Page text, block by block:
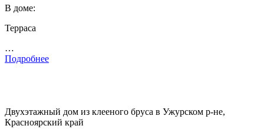
В доме:
Терраса
…
Подробнее
Двухэтажный дом из клееного бруса в Ужурском р-не,
Красноярский край